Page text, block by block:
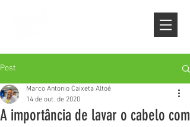
Post
A importância de lavar o cabelo com
Marco Antonio Caixeta Altoé
14 de out. de 2020